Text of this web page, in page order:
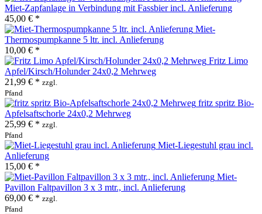
Miet-Zapfanlage in Verbindung mit Fassbier incl. Anlieferung
45,00 € *
Miet-
Thermospumpkanne 5 ltr. incl. Anlieferung
10,00 € *
Fritz Limo
Apfel/Kirsch/Holunder 24x0,2 Mehrweg
21,99 € * zzgl.
Pfand
fritz spritz Bio-
Apfelsaftschorle 24x0,2 Mehrweg
25,99 € * zzgl.
Pfand
Miet-Liegestuhl grau incl.
Anlieferung
15,00 € *
Miet-
Pavillon Faltpavillon 3 x 3 mtr., incl. Anlieferung
69,00 € * zzgl.
Pfand